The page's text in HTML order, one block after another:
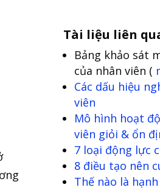
Tài liệu liên
Bảng khảo sát
của nhân viên (
Các dấu hiệu
viên
Mô hình hoạt
viên giỏi & ổn
7 loại động lực
8 điều tạo nên
Thế nào là